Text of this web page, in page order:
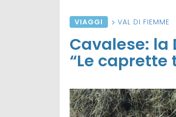
VIAGGI VAL DI FIEMME
Cavalese: la
“Le caprette